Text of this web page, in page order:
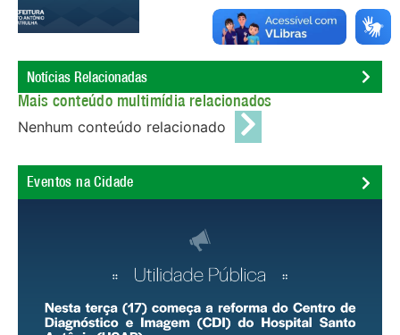
Notícias Relacionadas
Mais conteúdo multimídia relacionados
Nenhum conteúdo relacionado
Eventos na Cidade